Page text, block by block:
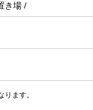
き場 /
ます。